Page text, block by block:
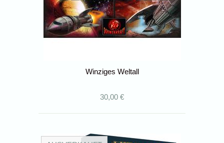
Winziges Weltall
30,00 €